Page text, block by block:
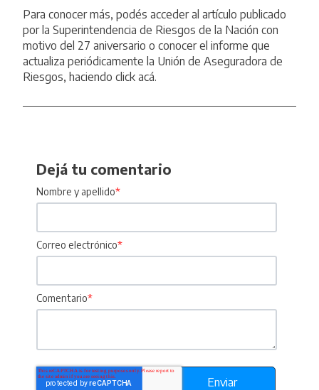
Para conocer más, podés acceder al artículo publicado
por la Superintendencia de Riesgos de la Nación con
motivo del 27 aniversario o conocer el informe que
actualiza periódicamente la Unión de Aseguradora de
Riesgos, haciendo click acá.
Dejá tu comentario
Nombre y apellido*
Correo electrónico*
Comentario*